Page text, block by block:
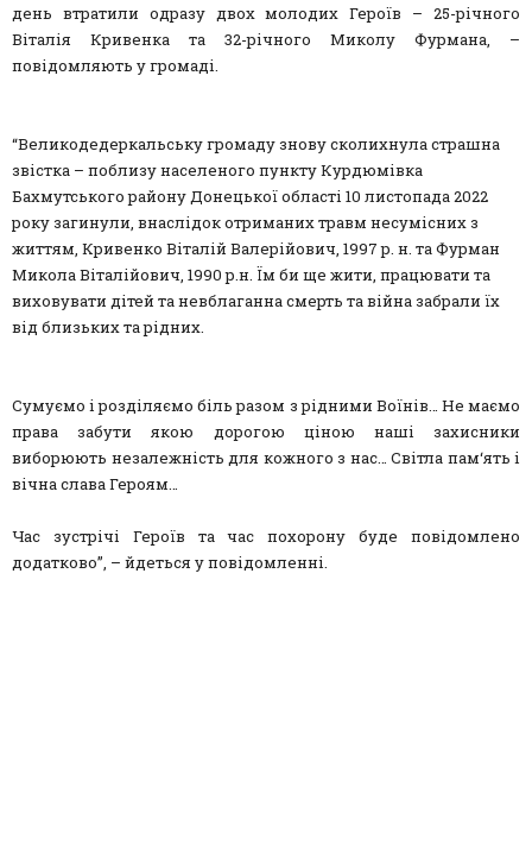
день втратили одразу двох молодих Героїв – 25-річного
Віталія Кривенка та 32-річного Миколу Фурмана, –
повідомляють у громаді.
“Великодедеркальську громаду знову сколихнула страшна
звістка – поблизу населеного пункту Курдюмівка
Бахмутського району Донецької області 10 листопада 2022
року загинули, внаслідок отриманих травм несумісних з
життям, Кривенко Віталій Валерійович, 1997 р. н. та Фурман
Микола Віталійович, 1990 р.н. Їм би ще жити, працювати та
виховувати дітей та невблаганна смерть та війна забрали їх
від близьких та рідних.
Сумуємо і розділяємо біль разом з рідними Воїнів… Не маємо
права забути якою дорогою ціною наші захисники
виборюють незалежність для кожного з нас… Світла пам‘ять і
вічна слава Героям…
Час зустрічі Героїв та час похорону буде повідомлено
додатково”, – йдеться у повідомленні.